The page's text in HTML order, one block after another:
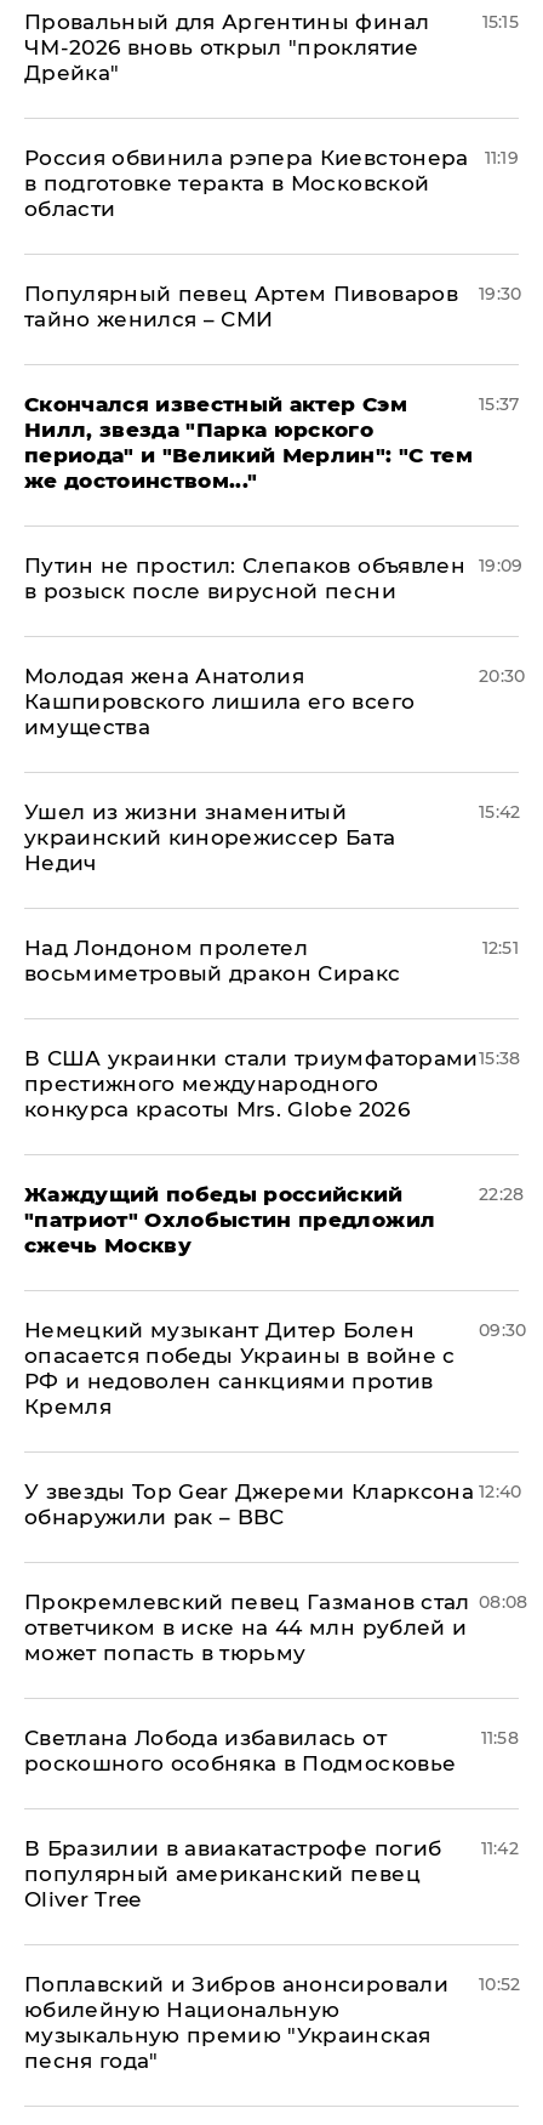
Провальный для Аргентины финал
ЧМ-2026 вновь открыл "проклятие
Дрейка"
15:15
Россия обвинила рэпера Киевстонера
в подготовке теракта в Московской
области
11:19
Популярный певец Артем Пивоваров
тайно женился – СМИ
19:30
Скончался известный актер Сэм
Нилл, звезда "Парка юрского
периода" и "Великий Мерлин": "С тем
же достоинством..."
15:37
Путин не простил: Слепаков объявлен
в розыск после вирусной песни
19:09
Молодая жена Анатолия
Кашпировского лишила его всего
имущества
20:30
Ушел из жизни знаменитый
украинский кинорежиссер Бата
Недич
15:42
Над Лондоном пролетел
восьмиметровый дракон Сиракс
12:51
В США украинки стали триумфаторами
престижного международного
конкурса красоты Mrs. Globe 2026
15:38
Жаждущий победы российский
"патриот" Охлобыстин предложил
сжечь Москву
22:28
Немецкий музыкант Дитер Болен
опасается победы Украины в войне с
РФ и недоволен санкциями против
Кремля
09:30
У звезды Top Gear Джереми Кларксона
обнаружили рак – BBC
12:40
Прокремлевский певец Газманов стал
ответчиком в иске на 44 млн рублей и
может попасть в тюрьму
08:08
Светлана Лобода избавилась от
роскошного особняка в Подмосковье
11:58
В Бразилии в авиакатастрофе погиб
популярный американский певец
Oliver Tree
11:42
Поплавский и Зибров анонсировали
юбилейную Национальную
музыкальную премию "Украинская
песня года"
10:52